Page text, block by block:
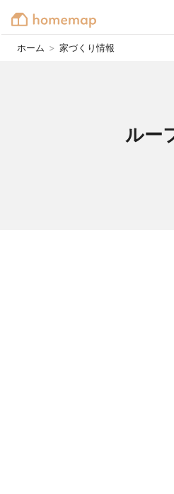
ホーム > 家づくり情報
ルー